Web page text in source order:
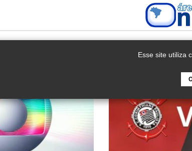
Esse site utiliza